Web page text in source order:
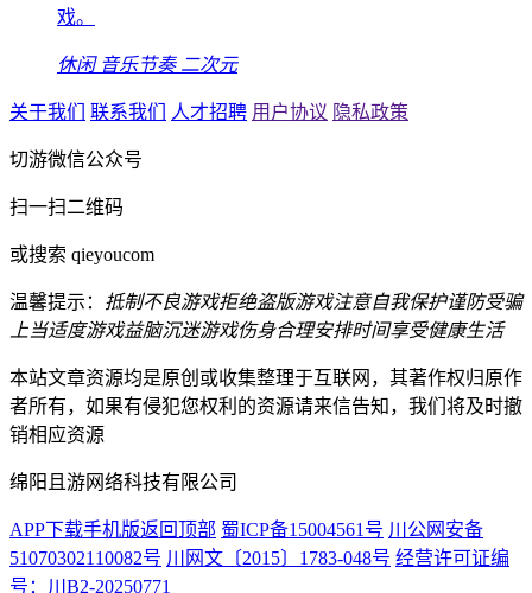
戏。
休闲 音乐节奏 二次元
关于我们 联系我们 人才招聘 用户协议 隐私政策
切游微信公众号
扫一扫二维码
或搜索 qieyoucom
温馨提示： 抵制不良游戏拒绝盗版游戏注意自我保护谨防受骗
上当适度游戏益脑沉迷游戏伤身合理安排时间享受健康生活
本站文章资源均是原创或收集整理于互联网，其著作权归原作
者所有，如果有侵犯您权利的资源请来信告知，我们将及时撤
销相应资源
绵阳且游网络科技有限公司
APP下载手机版返回顶部 蜀ICP备15004561号 川公网安备
51070302110082号 川网文〔2015〕1783-048号 经营许可证编
号：川B2-20250771